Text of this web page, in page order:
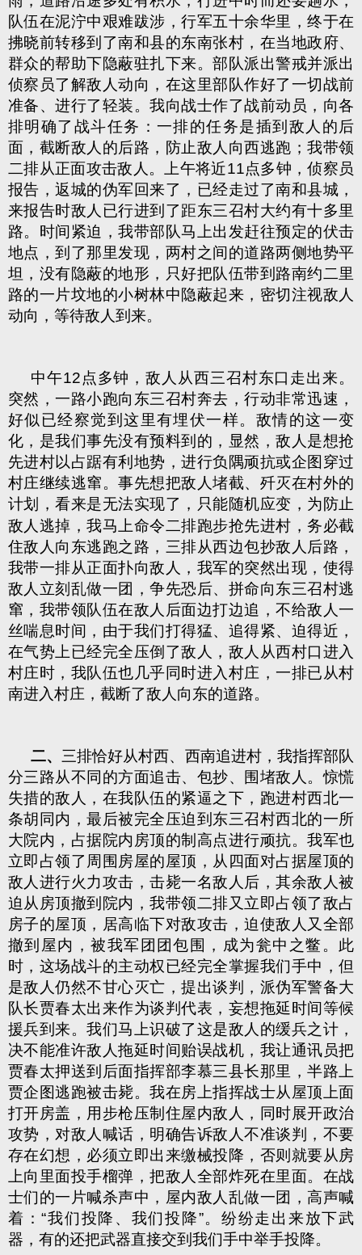
队伍在泥泞中艰难跋涉，行军五十余华里，终于在
拂晓前转移到了南和县的东南张村，在当地政府、
群众的帮助下隐蔽驻扎下来。部队派出警戒并派出
侦察员了解敌人动向，在这里部队作好了一切战前
准备、进行了轻装。我向战士作了战前动员，向各
排明确了战斗任务：一排的任务是插到敌人的后
面，截断敌人的后路，防止敌人向西逃跑；我带领
二排从正面攻击敌人。上午将近11点多钟，侦察员
报告，返城的伪军回来了，已经走过了南和县城，
来报告时敌人已行进到了距东三召村大约有十多里
路。时间紧迫，我带部队马上出发赶往预定的伏击
地点，到了那里发现，两村之间的道路两侧地势平
坦，没有隐蔽的地形，只好把队伍带到路南约二里
路的一片坟地的小树林中隐蔽起来，密切注视敌人
动向，等待敌人到来。
中午12点多钟，敌人从西三召村东口走出来。
突然，一路小跑向东三召村奔去，行动非常迅速，
好似已经察觉到这里有埋伏一样。敌情的这一变
化，是我们事先没有预料到的，显然，敌人是想抢
先进村以占踞有利地势，进行负隅顽抗或企图穿过
村庄继续逃窜。事先想把敌人堵截、歼灭在村外的
计划，看来是无法实现了， 只能随机应变，为防止
敌人逃掉，我马上命令二排跑步抢先进村，务必截
住敌人向东逃跑之路，三排从西边包抄敌人后路，
我带一排从正面扑向敌人，我军的突然出现，使得
敌人立刻乱做一团，争先恐后、拼命向东三召村逃
窜，我带领队伍在敌人后面边打边追，不给敌人一
丝喘息时间，由于我们打得猛、追得紧、迫得近，
在气势上已经完全压倒了敌人，敌人从西村口进入
村庄时，我队伍也几乎同时进入村庄，一排已从村
南进入村庄，截断了敌人向东的道路。
二、 三排恰好从村西、西南追进村，我指挥部队
分三路从不同的方面追击、包抄、围堵敌人。惊慌
失措的敌人，在我队伍的紧逼之下，跑进村西北一
条胡同内，最后被完全压迫到东三召村西北的一所
大院内，占据院内房顶的制高点进行顽抗。我军也
立即占领了周围房屋的屋顶，从四面对占据屋顶的
敌人进行火力攻击，击毙一名敌人后，其余敌人被
迫从房顶撤到院内，我带领二排又立即占领了敌占
房子的屋顶，居高临下对敌攻击，迫使敌人又全部
撤到屋内，被我军团团包围，成为瓮中之鳖。此
时，这场战斗的主动权已经完全掌握我们手中，但
是敌人仍然不甘心灭亡，提出谈判，派伪军警备大
队长贾春太出来作为谈判代表，妄想拖延时间等候
援兵到来。我们马上识破了这是敌人的缓兵之计，
决不能准许敌人拖延时间贻误战机，我让通讯员把
贾春太押送到后面指挥部李慕三县长那里，半路上
贾企图逃跑被击毙。我在房上指挥战士从屋顶上面
打开房盖，用步枪压制住屋内敌人，同时展开政治
攻势，对敌人喊话，明确告诉敌人不准谈判，不要
存在幻想，必须立即出来缴械投降，否则就要从房
上向里面投手榴弹，把敌人全部炸死在里面。在战
士们的一片喊杀声中，屋内敌人乱做一团，高声喊
着：“我们投降、我们投降”。纷纷走出来放下武
器，有的还把武器直接交到我们手中举手投降。